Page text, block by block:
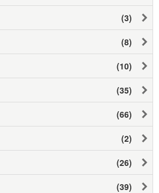
(3)
(8)
(10)
(35)
(66)
(2)
(26)
(39)